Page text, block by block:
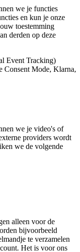
we je functies
en kun je onze
toestemming
derden op deze
Event Tracking)
Consent Mode, Klarna,
we je video's of
providers wordt
we de volgende
alleen voor de
bijvoorbeeld
te verzamelen
Het is voor ons